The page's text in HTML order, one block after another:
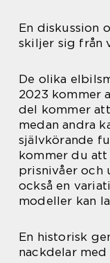
En diskussion
skiljer sig från
De olika
2023 kommer
del kommer
medan andra
självkörande
kommer du att
prisnivåer och
också en
modeller kan
En historisk
nackdelar med